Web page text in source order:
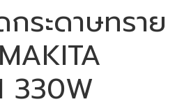
ระดาษทราย
330W